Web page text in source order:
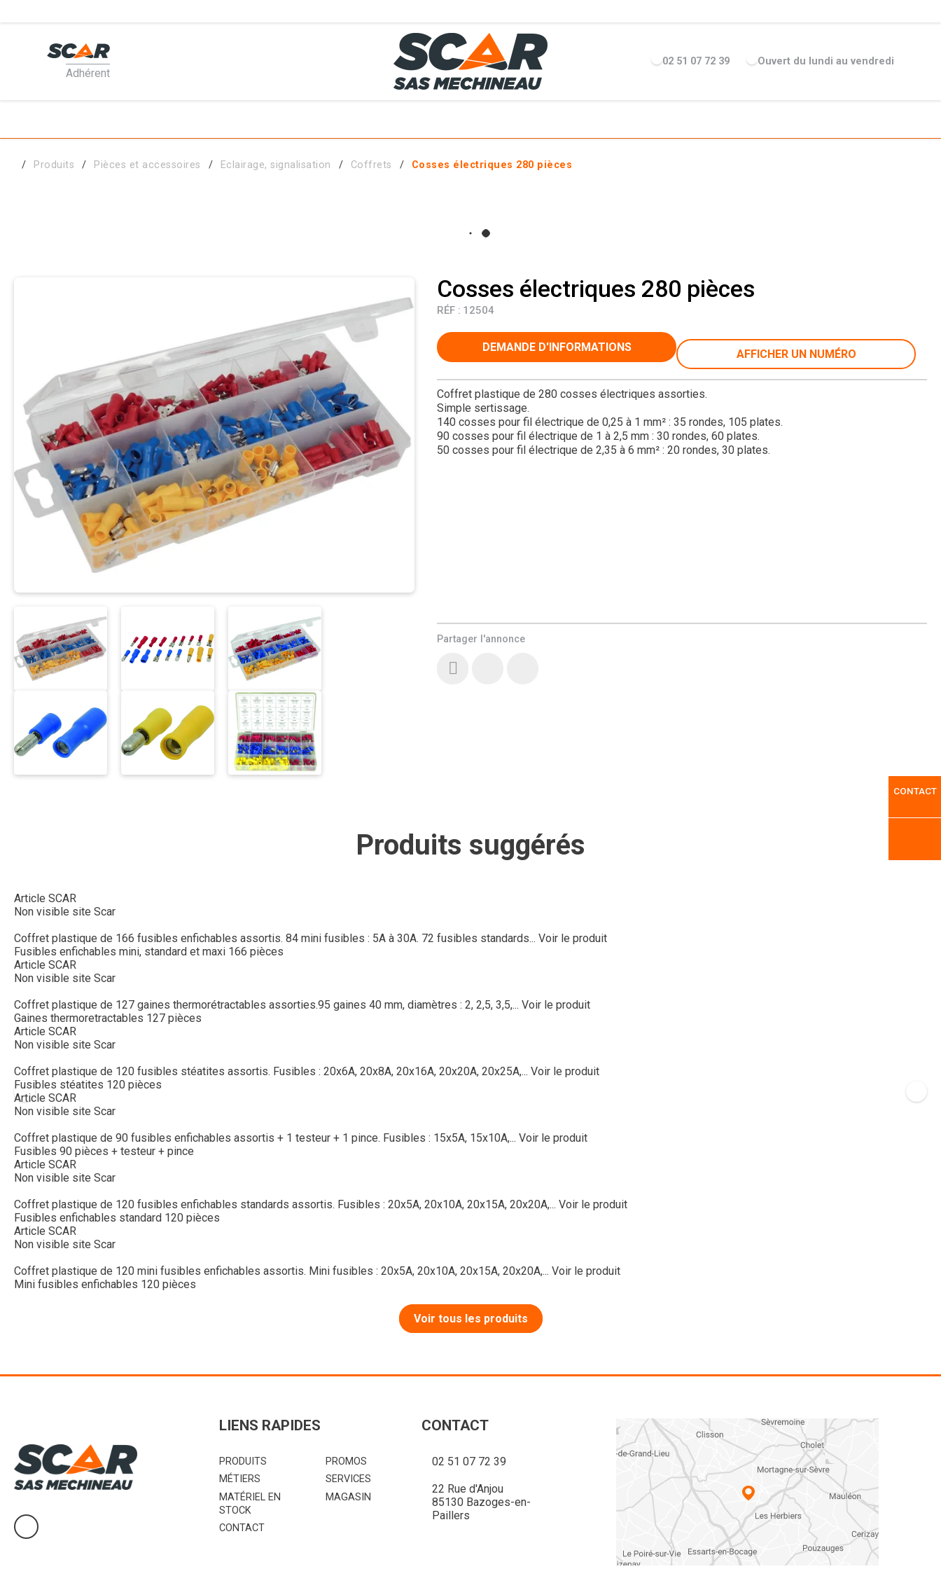
Adhérent
02 51 07 72 39 Ouvert du lundi au vendredi
Produits Pièces et accessoires Eclairage, signalisation Coffrets Cosses électriques 280 pièces
Cosses électriques 280 pièces
RÉF : 12504
Partager l'annonce
Coffret plastique de 280 cosses électriques assorties.
Simple sertissage.
140 cosses pour fil électrique de 0,25 à 1 mm² : 35 rondes, 105 plates.
90 cosses pour fil électrique de 1 à 2,5 mm : 30 rondes, 60 plates.
50 cosses pour fil électrique de 2,35 à 6 mm² : 20 rondes, 30 plates.
DEMANDE D'INFORMATIONS
AFFICHER UN NUMÉRO
Produits suggérés
Article SCAR
Non visible site Scar
Coffret plastique de 166 fusibles enfichables assortis. 84 mini fusibles : 5A à 30A. 72 fusibles standards... Voir le produit
Fusibles enfichables mini, standard et maxi 166 pièces
Article SCAR
Non visible site Scar
Coffret plastique de 127 gaines thermorétractables assorties.95 gaines 40 mm, diamètres : 2, 2,5, 3,5,... Voir le produit
Gaines thermoretractables 127 pièces
Article SCAR
Non visible site Scar
Coffret plastique de 120 fusibles stéatites assortis. Fusibles : 20x6A, 20x8A, 20x16A, 20x20A, 20x25A,... Voir le produit
Fusibles stéatites 120 pièces
Article SCAR
Non visible site Scar
Coffret plastique de 90 fusibles enfichables assortis + 1 testeur + 1 pince. Fusibles : 15x5A, 15x10A,... Voir le produit
Fusibles 90 pièces + testeur + pince
Article SCAR
Non visible site Scar
Coffret plastique de 120 fusibles enfichables standards assortis. Fusibles : 20x5A, 20x10A, 20x15A, 20x20A,... Voir le produit
Fusibles enfichables standard 120 pièces
Article SCAR
Non visible site Scar
Coffret plastique de 120 mini fusibles enfichables assortis. Mini fusibles : 20x5A, 20x10A, 20x15A, 20x20A,... Voir le produit
Mini fusibles enfichables 120 pièces
Voir tous les produits
CONTACT
LIENS RAPIDES
PRODUITS
PROMOS
MÉTIERS
SERVICES
MATÉRIEL EN
STOCK
MAGASIN
CONTACT
CONTACT
02 51 07 72 39
22 Rue d'Anjou
85130 Bazoges-en-
Paillers